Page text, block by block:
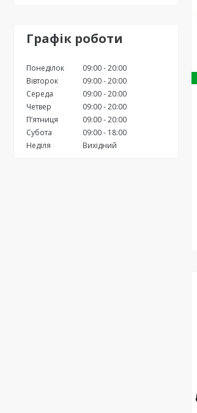
Графік роботи
Понеділок 09:00 20:00
Вівторок
09:00 20:00
Середа
09:00 20:00
Четвер
09:00 20:00
Пʼятниця
09:00 20:00
Субота
09:00
18:00
Неділя
Вихідний